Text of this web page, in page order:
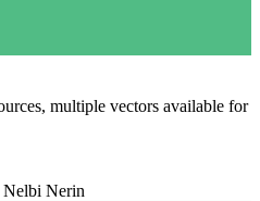
multiple vectors available for
Nelbi Nerin